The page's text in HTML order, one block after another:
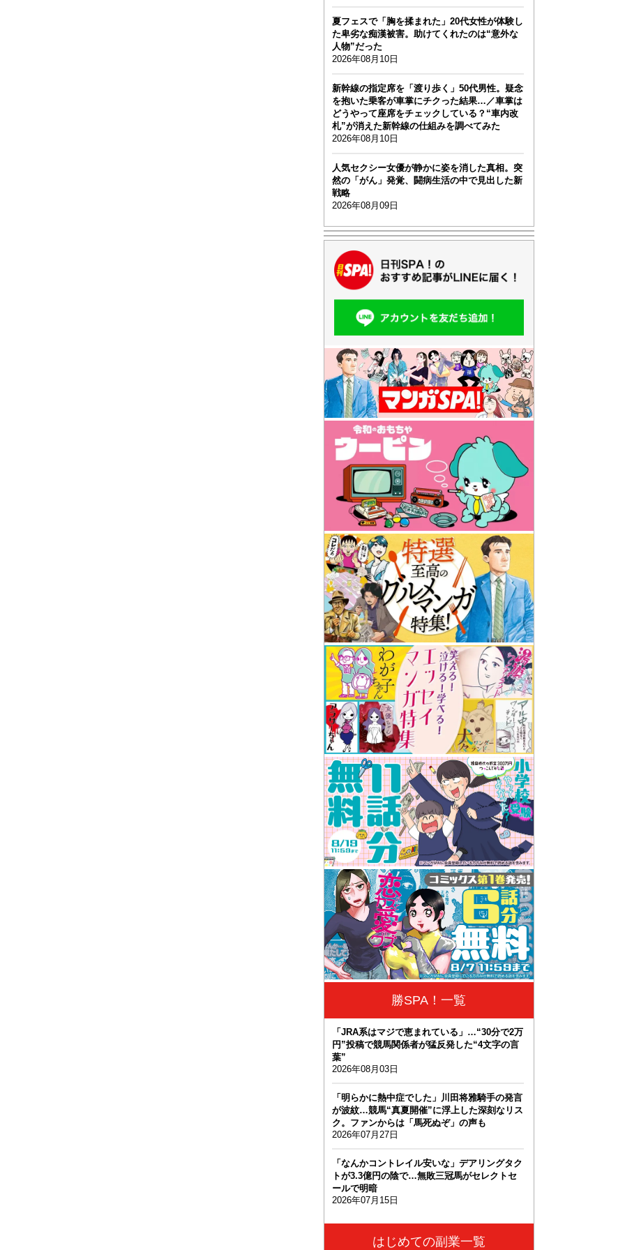
夏フェスで「胸を揉まれた」20代女性が体験し
た卑劣な痴漢被害。助けてくれたのは“意外な
人物”だった
2026年08月10日
新幹線の指定席を「渡り歩く」50代男性。疑念
を抱いた乗客が車掌にチクった結果…／車掌は
どうやって座席をチェックしている？“車内改
札”が消えた新幹線の仕組みを調べてみた
2026年08月10日
人気セクシー女優が静かに姿を消した真相。突
然の「がん」発覚、闘病生活の中で見出した新
戦略
2026年08月09日
勝SPA！一覧
「JRA系はマジで恵まれている」…“30分で2万
円”投稿で競馬関係者が猛反発した“4文字の言
葉”
2026年08月03日
「明らかに熱中症でした」川田将雅騎手の発言
が波紋…競馬“真夏開催”に浮上した深刻なリス
ク。ファンからは「馬死ぬぞ」の声も
2026年07月27日
「なんかコントレイル安いな」デアリングタク
トが3.3億円の陰で…無敗三冠馬がセレクトセ
ールで明暗
2026年07月15日
はじめての副業一覧